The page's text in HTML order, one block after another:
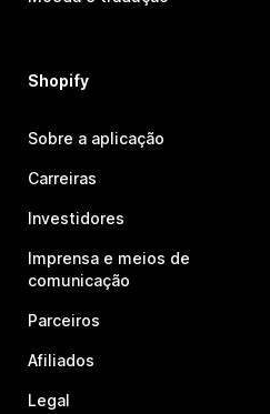
Shopify
Sobre a aplicação
Carreiras
Investidores
Imprensa e meios de
comunicação
Parceiros
Afiliados
Legal